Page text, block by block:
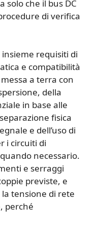
solo che il bus DC
di verifica
requisiti di
e compatibilità
a terra con
della
in base alle
fisica
e dell’uso di
i circuiti di
necessario.
e serraggi
previste, e
tensione di rete
perché